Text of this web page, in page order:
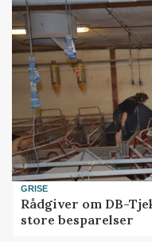
GRISE
Rådgiver om DB-
store besparelser